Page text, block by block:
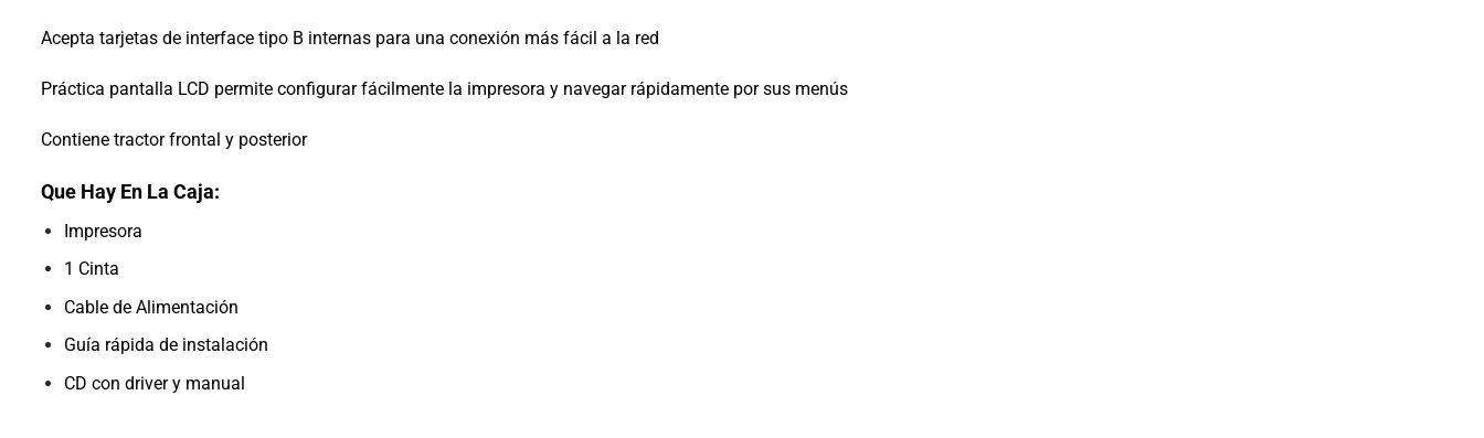
Acepta tarjetas de interface tipo B internas para una conexión más fácil a la red
Práctica pantalla LCD permite configurar fácilmente la impresora y navegar rápidamente por sus menús
Contiene tractor frontal y posterior
Que Hay En La Caja:
Impresora
1 Cinta
Cable de Alimentación
Guía rápida de instalación
CD con driver y manual